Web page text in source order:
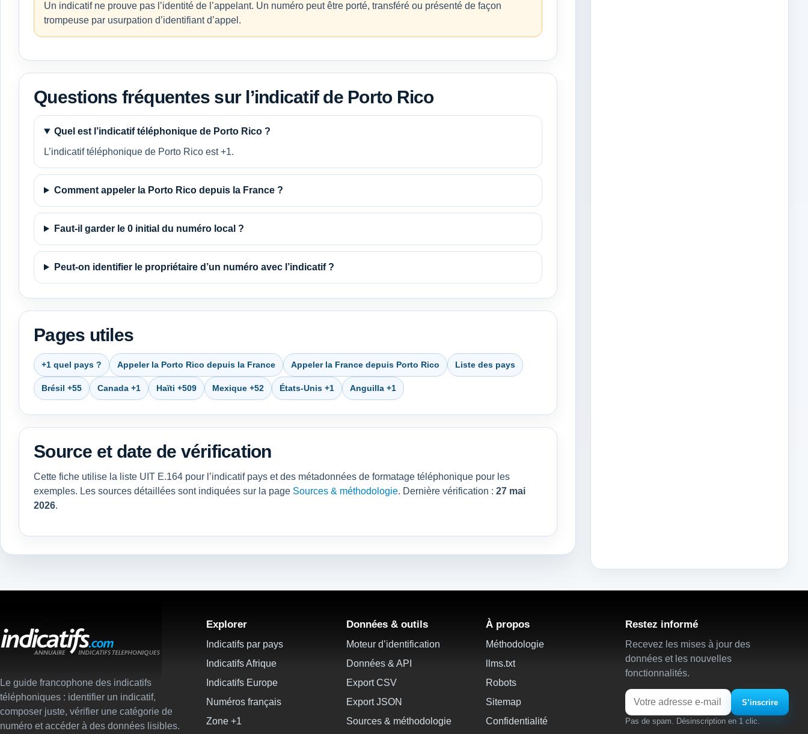
Un indicatif ne prouve pas l’identité de l’appelant. Un numéro peut être porté, transféré ou présenté de façon
trompeuse par usurpation d’identifiant d’appel.
Questions fréquentes sur l’indicatif de Porto Rico
Quel est l’indicatif téléphonique de Porto Rico ?
L’indicatif téléphonique de Porto Rico est +1.
Comment appeler la Porto Rico depuis la France ?
Faut-il garder le 0 initial du numéro local ?
Peut-on identifier le propriétaire d’un numéro avec l’indicatif ?
Pages utiles
+1 quel pays ? Appeler la Porto Rico depuis la France Appeler la France depuis Porto Rico Liste des pays
Brésil +55 Canada +1 Haïti +509 Mexique +52 États-Unis +1 Anguilla +1
Source et date de vérification
Cette fiche utilise la liste UIT E.164 pour l’indicatif pays et des métadonnées de formatage téléphonique pour les
exemples. Les sources détaillées sont indiquées sur la page Sources & méthodologie. Dernière vérification : 27 mai
2026.
Le guide francophone des indicatifs
téléphoniques : identifier un indicatif,
composer juste, vérifier une catégorie de
numéro et accéder à des données lisibles.
Explorer
Indicatifs par pays
Indicatifs Afrique
Indicatifs Europe
Numéros français
Zone +1
Données & outils
Moteur d’identification
Données & API
Export CSV
Export JSON
Sources & méthodologie
À propos
Méthodologie
llms.txt
Robots
Sitemap
Confidentialité
Restez informé
Recevez les mises à jour des
données et les nouvelles
fonctionnalités.
Email
S’inscrire
Pas de spam. Désinscription en 1 clic.